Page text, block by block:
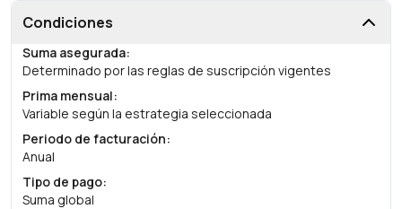
Condiciones
Suma asegurada:
Determinado por las reglas de suscripción vigentes
Prima mensual:
Variable según la estrategia seleccionada
Periodo de facturación:
Anual
Tipo de pago:
Suma global